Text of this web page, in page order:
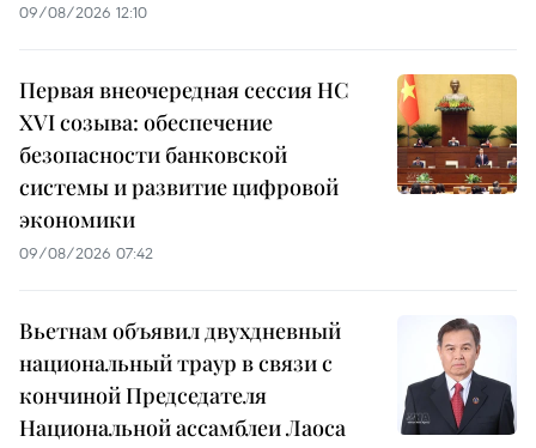
09/08/2026 12:10
Первая внеочередная сессия НС
XVI созыва: обеспечение
безопасности банковской
системы и развитие цифровой
экономики
09/08/2026 07:42
Вьетнам объявил двухдневный
национальный траур в связи с
кончиной Председателя
Национальной ассамблеи Лаоса